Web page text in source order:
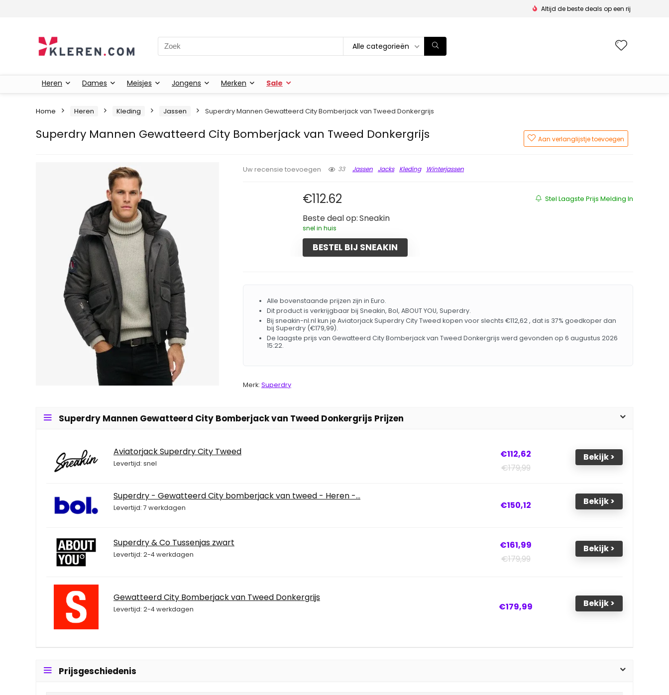
Altijd de beste deals op een rij
Zoeken naar: Alle categorieën
Heren Dames Meisjes Jongens Merken Sale
Home Heren Kleding Jassen Superdry Mannen Gewatteerd City Bomberjack van Tweed Donkergrijs
Superdry Mannen Gewatteerd City Bomberjack van Tweed Donkergrijs Aan verlanglijstje toevoegen
Uw recensie toevoegen 33 Jassen Jacks Kleding Winterjassen
Stel Laagste Prijs Melding In
€112.62
Beste deal op: Sneakin
snel in huis
BESTEL BIJ SNEAKIN
Alle bovenstaande prijzen zijn in Euro.
Dit product is verkrijgbaar bij Sneakin, Bol, ABOUT YOU, Superdry.
Bij sneakin-nl.nl kun je Aviatorjack Superdry City Tweed kopen voor slechts €112,62 , dat is 37% goedkoper dan
bij Superdry (€179,99).
De laagste prijs van Gewatteerd City Bomberjack van Tweed Donkergrijs werd gevonden op 6 augustus 2026
15:22.
Merk: Superdry
Superdry Mannen Gewatteerd City Bomberjack van Tweed Donkergrijs Prijzen
Aviatorjack Superdry City Tweed
Levertijd: snel
€112,62
€179,99
Bekijk >
Superdry - Gewatteerd City bomberjack van tweed - Heren -...
Levertijd: 7 werkdagen €150,12 Bekijk >
Superdry & Co Tussenjas zwart
Levertijd: 2-4 werkdagen
€161,99
€179,99
Bekijk >
Gewatteerd City Bomberjack van Tweed Donkergrijs
Levertijd: 2-4 werkdagen €179,99 Bekijk >
Prijsgeschiedenis